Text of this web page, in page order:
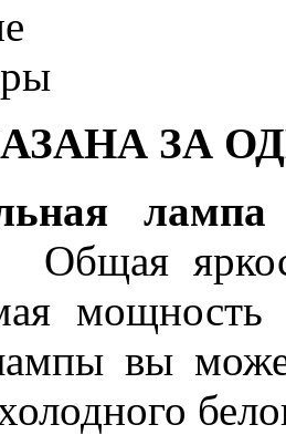
ЗА
Общая
мощность
вы